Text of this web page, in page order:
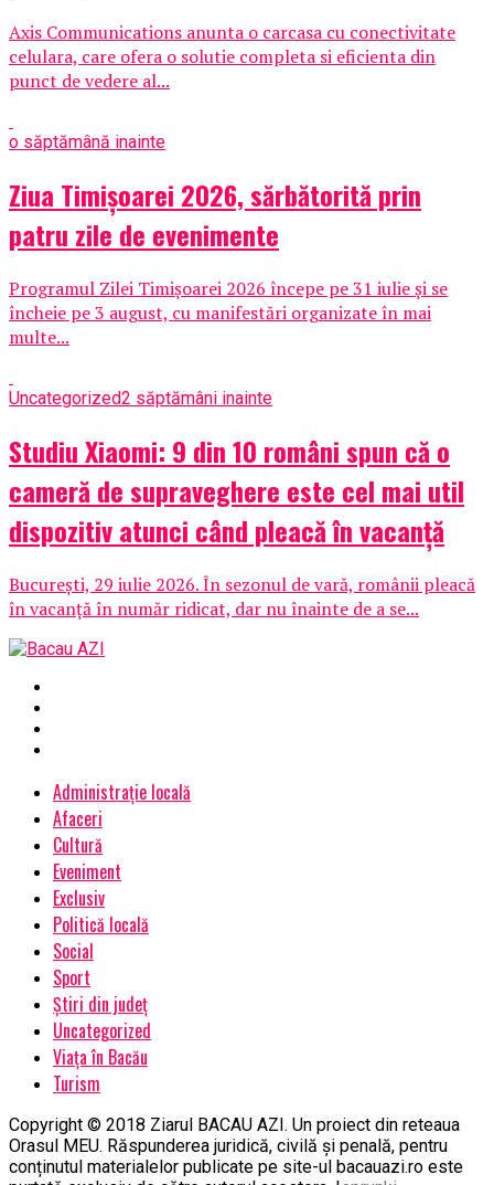
Axis Communications anunta o carcasa cu conectivitate
celulara, care ofera o solutie completa si eficienta din
punct de vedere al...
o săptămână inainte
Ziua Timișoarei 2026, sărbătorită prin
patru zile de evenimente
Programul Zilei Timișoarei 2026 începe pe 31 iulie și se
încheie pe 3 august, cu manifestări organizate în mai
multe...
Uncategorized2 săptămâni inainte
Studiu Xiaomi: 9 din 10 români spun că o
cameră de supraveghere este cel mai util
dispozitiv atunci când pleacă în vacanță
București, 29 iulie 2026. În sezonul de vară, românii pleacă
în vacanță în număr ridicat, dar nu înainte de a se...
Administrație locală
Afaceri
Cultură
Eveniment
Exclusiv
Politică locală
Social
Sport
Știri din județ
Uncategorized
Viața în Bacău
Turism
Copyright © 2018 Ziarul BACAU AZI. Un proiect din reteaua
Orasul MEU. Răspunderea juridică, civilă și penală, pentru
conținutul materialelor publicate pe site-ul bacauazi.ro este